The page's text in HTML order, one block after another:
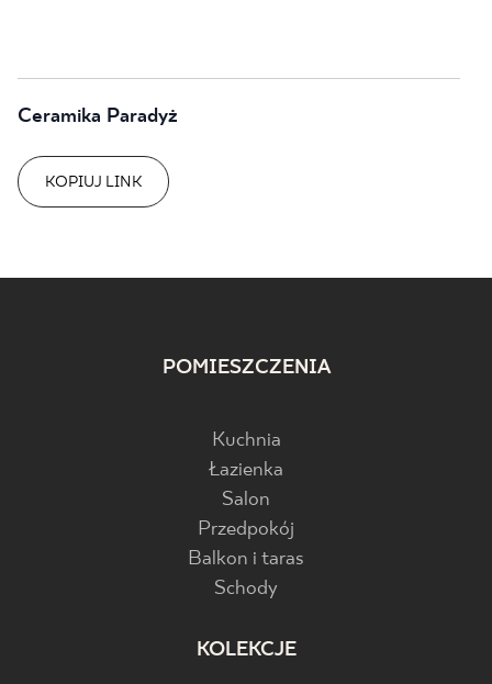
Ceramika Paradyż
KOPIUJ LINK
POMIESZCZENIA
Kuchnia
Łazienka
Salon
Przedpokój
Balkon i taras
Schody
KOLEKCJE